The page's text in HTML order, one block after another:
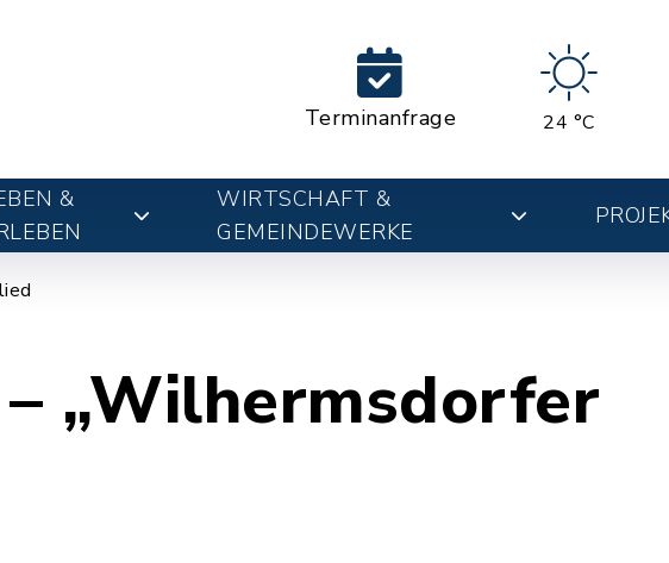
Terminanfrage 24 °C
&
WIRTSCHAFT &
GEMEINDEWERKE
„Wilhermsdorfer